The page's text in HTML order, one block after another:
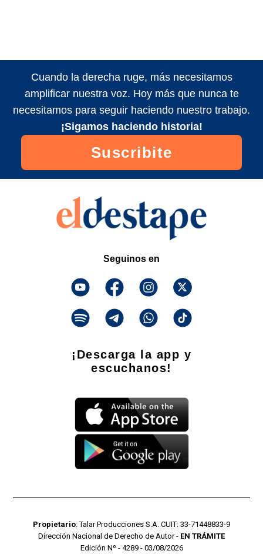
Cuando la derecha ruge, más necesitamos
amplificar nuestra voz. Hoy más que nunca te
necesitamos para seguir haciendo nuestro trabajo.
¡Sigamos haciendo historia!
Suscribite
Seguinos en
¡Descarga la app y
escuchanos!
Propietario: Talar Producciones S.A. CUIT: 33-71448833-9
Dirección Nacional de Derecho de Autor - EN TRÁMITE
Edición Nº - 4289 - 03/08/2026